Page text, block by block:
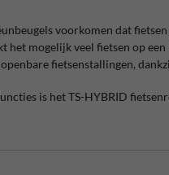
voorkomen dat
het mogelijk veel fietsen op
fietsenstallingen,
is het TS-HYBRID